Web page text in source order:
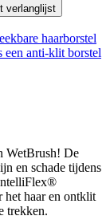
verlanglijst
haarborstel
een anti-klit borstel
WetBrush! De
en schade tijdens
het haar en ontklit
trekken.